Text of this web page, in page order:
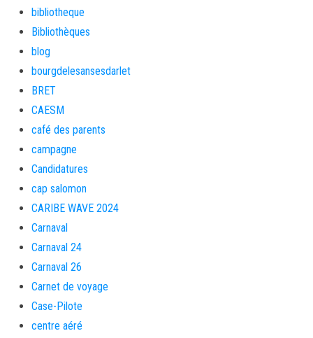
bibliotheque
Bibliothèques
blog
bourgdelesansesdarlet
BRET
CAESM
café des parents
campagne
Candidatures
cap salomon
CARIBE WAVE 2024
Carnaval
Carnaval 24
Carnaval 26
Carnet de voyage
Case-Pilote
centre aéré